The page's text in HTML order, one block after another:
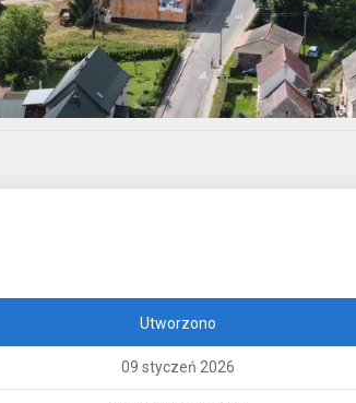
Utworzono
09 styczeń 2026